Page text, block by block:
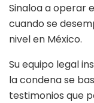
Sinaloa a operar
cuando se
nivel en México.
Su equipo legal
la condena se
testimonios que